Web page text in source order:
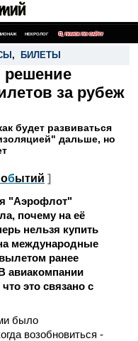
НЕКРОЛОГ ПОИСК ПО САЙТУ
, БИЛЕТЫ
решение
за рубеж
будет развиваться
дальше, но
обытий ]
"Аэрофлот"
почему на её
нельзя купить
международные
ранее
авиакомпании
это связано с
было
возобновиться -